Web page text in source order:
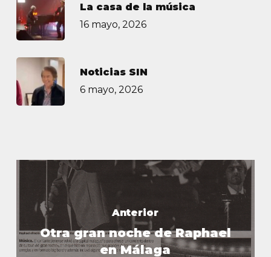
La casa de la música
16 mayo, 2026
Noticias SIN
6 mayo, 2026
Anterior
Otra gran noche de Raphael
en Málaga